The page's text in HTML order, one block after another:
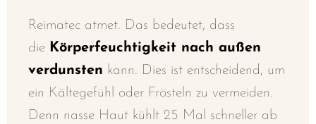
Reimatec atmet. Das bedeutet, dass
die Körperfeuchtigkeit nach außen
verdunsten kann. Dies ist entscheidend, um
ein Kältegefühl oder Frösteln zu vermeiden.
Denn nasse Haut kühlt 25 Mal schneller ab